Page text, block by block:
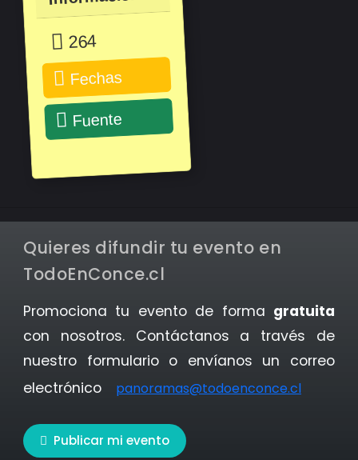
264
Fechas
Fuente
Quieres difundir tu evento en
TodoEnConce.cl
Promociona tu evento de forma gratuita
con nosotros. Contáctanos a través de
nuestro formulario o envíanos un correo
electrónico
panoramas@todoenconce.cl
Publicar mi evento